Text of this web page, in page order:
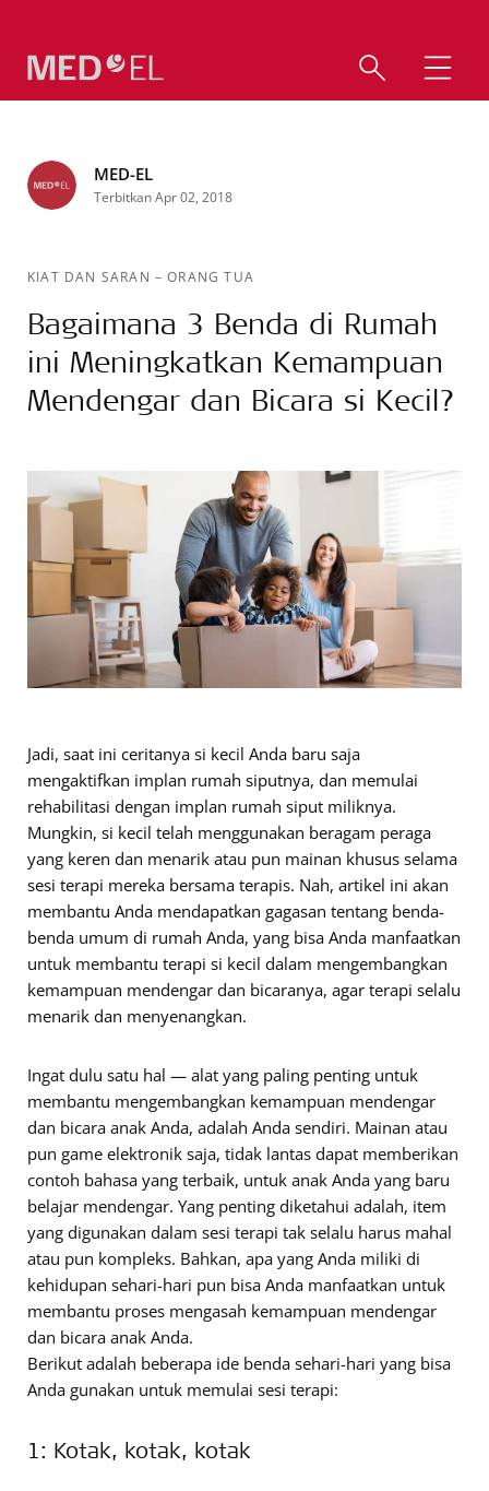
MED-EL
Terbitkan Apr 02, 2018
KIAT DAN SARAN – ORANG TUA
Bagaimana 3 Benda di Rumah
ini Meningkatkan Kemampuan
Mendengar dan Bicara si Kecil?
Jadi, saat ini ceritanya si kecil Anda baru saja
mengaktifkan implan rumah siputnya, dan memulai
rehabilitasi dengan implan rumah siput miliknya.
Mungkin, si kecil telah menggunakan beragam peraga
yang keren dan menarik atau pun mainan khusus selama
sesi terapi mereka bersama terapis. Nah, artikel ini akan
membantu Anda mendapatkan gagasan tentang benda-
benda umum di rumah Anda, yang bisa Anda manfaatkan
untuk membantu terapi si kecil dalam mengembangkan
kemampuan mendengar dan bicaranya, agar terapi selalu
menarik dan menyenangkan.
Ingat dulu satu hal — alat yang paling penting untuk
membantu mengembangkan kemampuan mendengar
dan bicara anak Anda, adalah Anda sendiri. Mainan atau
pun game elektronik saja, tidak lantas dapat memberikan
contoh bahasa yang terbaik, untuk anak Anda yang baru
belajar mendengar. Yang penting diketahui adalah, item
yang digunakan dalam sesi terapi tak selalu harus mahal
atau pun kompleks. Bahkan, apa yang Anda miliki di
kehidupan sehari-hari pun bisa Anda manfaatkan untuk
membantu proses mengasah kemampuan mendengar
dan bicara anak Anda.
Berikut adalah beberapa ide benda sehari-hari yang bisa
Anda gunakan untuk memulai sesi terapi:
1: Kotak, kotak, kotak